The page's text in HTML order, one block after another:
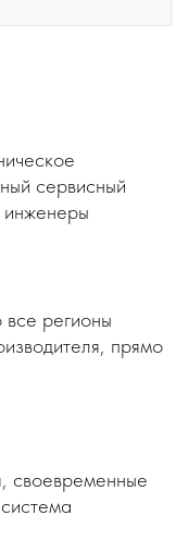
сервисный
инженеры
регионы
прямо
своевременные